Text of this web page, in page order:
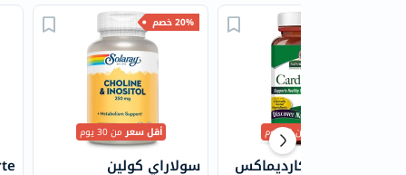
20% خصم
أقل سعرمن 30 يوم
سولاراي كولين
من 30 يوم
نيتشرز أنسر كارديماكس